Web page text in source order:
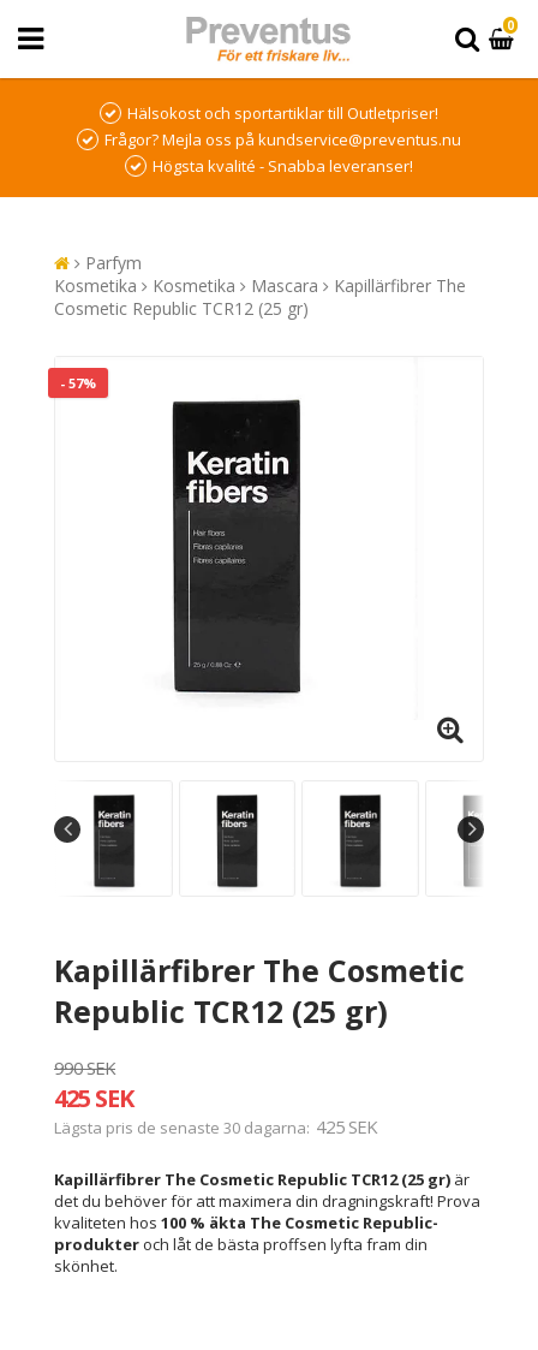
0
Hälsokost och sportartiklar till Outletpriser!
Frågor? Mejla oss på kundservice@preventus.nu
Högsta kvalité - Snabba leveranser!
Parfym
Kosmetika
Kosmetika Mascara
Kapillärfibrer The
Cosmetic Republic TCR12 (25 gr)
- 57%
Kapillärfibrer The Cosmetic
Republic TCR12 (25 gr)
990 SEK
425 SEK
Lägsta pris de senaste 30 dagarna 425 SEK
Kapillärfibrer The Cosmetic Republic TCR12 (25 gr) är
det du behöver för att maximera din dragningskraft! Prova
kvaliteten hos 100 % äkta The Cosmetic Republic-
produkter och låt de bästa proffsen lyfta fram din
skönhet.